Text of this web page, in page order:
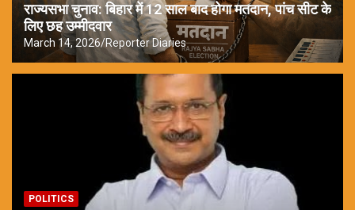
राज्यसभा चुनाव: बिहार में 12 साल बाद होगा मतदान, पांच सीट के
लिए छह उम्मीदवार
March 14, 2026 Reporter Diaries
POLITICS